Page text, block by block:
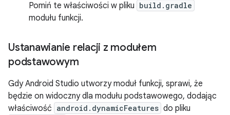
Pomiń te właściwości w pliku build.gradle
modułu funkcji.
Ustanawianie relacji z modułem
podstawowym
Gdy Android Studio utworzy moduł funkcji, sprawi, że
będzie on widoczny dla modułu podstawowego, dodając
właściwość android.dynamicFeatures do pliku